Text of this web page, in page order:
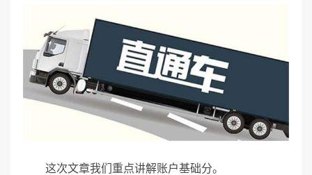
这次文章我们重点讲解账户基础分。